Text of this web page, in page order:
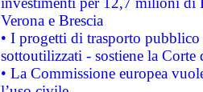
Verona e Brescia
• I progetti di trasporto
sottoutilizzati - sostiene la Corte
• La Commissione europea